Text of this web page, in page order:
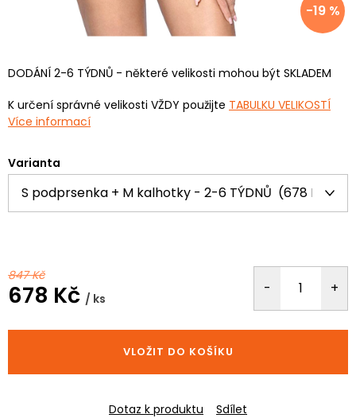
-19 %
DODÁNÍ 2-6 TÝDNŮ - některé velikosti mohou být SKLADEM
K určení správné velikosti VŽDY použijte TABULKU VELIKOSTÍ
Více informací
Varianta
847 Kč
678 Kč / ks
cena:
VLOŽIT DO KOŠÍKU
Dotaz k produktu Sdílet